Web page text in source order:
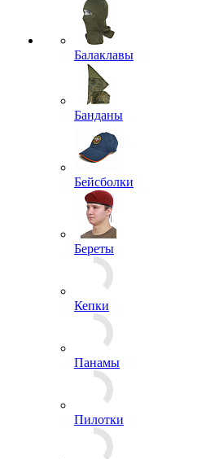
Балаклавы
Банданы
Бейсболки
Береты
Кепки
Панамы
Пилотки